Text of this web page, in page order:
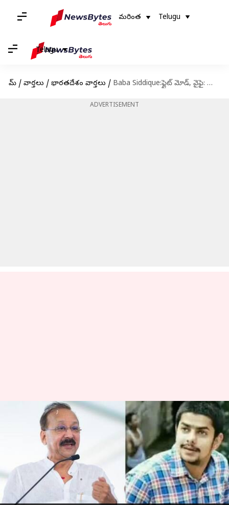
మరింత Telugu
Telugu
హోమ్ / వార్తలు / భారతదేశం వార్తలు / Baba Siddique:ఫ్లైట్ మోడ్, వైఫై: బాబా సిద్ధిక్ హత్య నిందితుడు అన్మోల్ బిష్ణోయ్‌ని ఎలా సంప్రదించాడంటే..!
ADVERTISEMENT
Baba Siddique:ఫ్లైట్ మోడ్, వైఫై:
బాబా సిద్ధిక్ హత్య నిందితుడు
అన్మోల్ బిష్ణోయ్‌ని ఎలా
సంప్రదించాడంటే..!
Sirish Praharaju Nov 22, 2024 11:39 am